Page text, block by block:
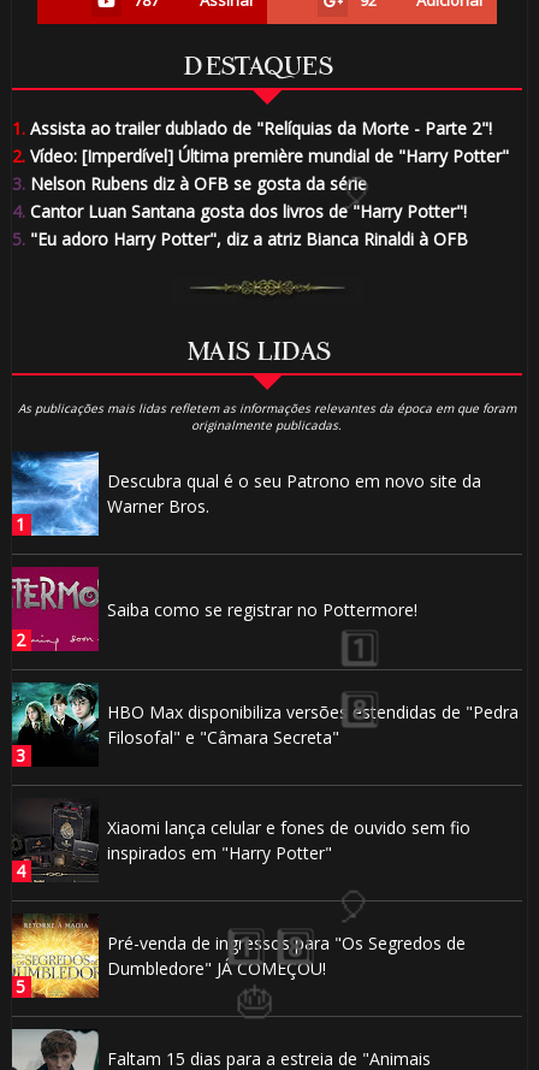
DESTAQUES
1.Assista ao trailer dublado de "Relíquias da Morte - Parte 2"!
2.Vídeo: [Imperdível] Última première mundial de "Harry Potter"
3.Nelson Rubens diz à OFB se gosta da série
4.Cantor Luan Santana gosta dos livros de "Harry Potter"!
5."Eu adoro Harry Potter", diz a atriz Bianca Rinaldi à OFB
MAIS LIDAS
As publicações mais lidas refletem as informações relevantes da época em que foram
originalmente publicadas.
Descubra qual é o seu Patrono em novo site da
Warner Bros.
Saiba como se registrar no Pottermore!
HBO Max disponibiliza versões estendidas de "Pedra
Filosofal" e "Câmara Secreta"
Xiaomi lança celular e fones de ouvido sem fio
inspirados em "Harry Potter"
Pré-venda de ingressos para "Os Segredos de
Dumbledore" JÁ COMEÇOU!
Faltam 15 dias para a estreia de "Animais
⚡
🎈
🎂
🎈